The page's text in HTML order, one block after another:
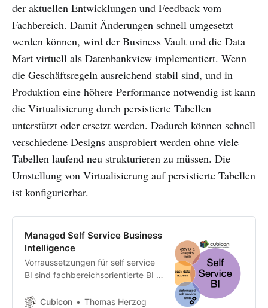
der aktuellen Entwicklungen und Feedback vom
Fachbereich. Damit Änderungen schnell umgesetzt
werden können, wird der Business Vault und die Data
Mart virtuell als Datenbankview implementiert. Wenn
die Geschäftsregeln ausreichend stabil sind, und in
Produktion eine höhere Performance notwendig ist kann
die Virtualisierung durch persistierte Tabellen
unterstützt oder ersetzt werden. Dadurch können schnell
verschiedene Designs ausprobiert werden ohne viele
Tabellen laufend neu strukturieren zu müssen. Die
Umstellung von Virtualisierung auf persistierte Tabellen
ist konfigurierbar.
Managed Self Service Business
Intelligence
Vorraussetzungen für self service
BI sind fachbereichsorientierte BI &
auf Daten und ein Self Service
Cubicon Thomas Herzog